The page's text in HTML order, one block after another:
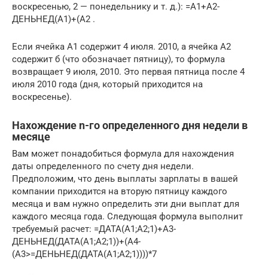
воскресенью, 2 — понедельнику и т. д.): =A1+A2-
ДЕНЬНЕД(A1)+(А2 .
Если ячейка А1 содержит 4 июля. 2010, а ячейка А2
содержит б (что обозначает пятницу), то формула
возвращает 9 июля, 2010. Это первая пятница после 4
июля 2010 года (дня, который приходится на
воскресенье).
Нахождение n-го определенного дня недели в
месяце
Вам может понадобиться формула для нахождения
даты определенного по счету дня недели.
Предположим, что день выплаты зарплаты в вашей
компании приходится на вторую пятницу каждого
месяца и вам нужно определить эти дни выплат для
каждого месяца года. Следующая формула выполнит
требуемый расчет: =ДАТА(А1;А2;1)+А3-
ДЕНЬНЕД(ДАТА(А1;А2;1))+(А4-
(А3>=ДЕНЬНЕД(ДАТА(А1;А2;1))))*7